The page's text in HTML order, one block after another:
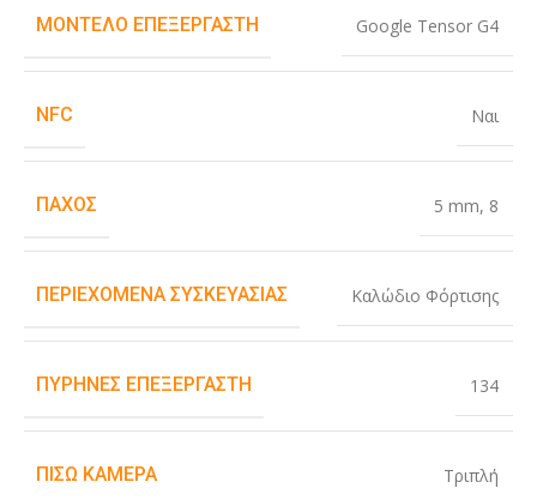
ΜΟΝΤΈΛΟ ΕΠΕΞΕΡΓΑΣΤΉ Google Tensor G4
NFC Ναι
ΠΆΧΟΣ 5 mm, 8
ΠΕΡΙΕΧΌΜΕΝΑ ΣΥΣΚΕΥΑΣΊΑΣ Καλώδιο Φόρτισης
ΠΥΡΉΝΕΣ ΕΠΕΞΕΡΓΑΣΤΉ 134
ΠΊΣΩ ΚΆΜΕΡΑ Τριπλή